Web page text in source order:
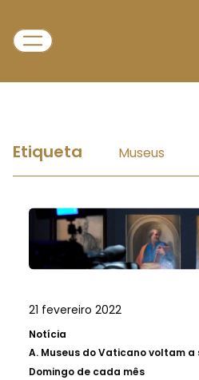
Etiqueta Museus
21 fevereiro 2022
Notícia
A. Museus do Vaticano voltam
Domingo de cada mês